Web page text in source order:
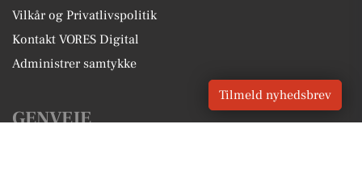
Vilkår og Privatlivspolitik
Kontakt VORES Digital
Administrer samtykke
GENVEJE
Tilmeld nyhedsbrev